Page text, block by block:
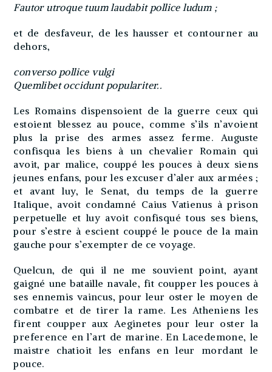
Fautor utroque tuum laudabit pollice ludum ;
et de desfaveur, de les hausser et contourner au
dehors,
converso pollice vulgi
Quemlibet occidunt populariter..
Les Romains dispensoient de la guerre ceux qui
estoient blessez au pouce, comme s’ils n’avoient
plus la prise des armes assez ferme. Auguste
confisqua les biens à un chevalier Romain qui
avoit, par malice, couppé les pouces à deux siens
jeunes enfans, pour les excuser d’aler aux armées ;
et avant luy, le Senat, du temps de la guerre
Italique, avoit condamné Caius Vatienus à prison
perpetuelle et luy avoit confisqué tous ses biens,
pour s’estre à escient couppé le pouce de la main
gauche pour s’exempter de ce voyage.
Quelcun, de qui il ne me souvient point, ayant
gaigné une bataille navale, fit coupper les pouces à
ses ennemis vaincus, pour leur oster le moyen de
combatre et de tirer la rame. Les Atheniens les
firent coupper aux Aeginetes pour leur oster la
preference en l’art de marine. En Lacedemone, le
maistre chatioit les enfans en leur mordant le
pouce.